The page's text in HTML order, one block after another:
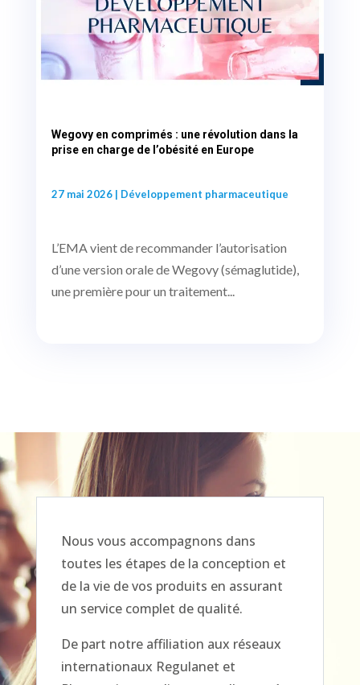
Wegovy en comprimés : une révolution dans la
prise en charge de l’obésité en Europe
27 mai 2026| Développement pharmaceutique
L’EMA vient de recommander l’autorisation
d’une version orale de Wegovy (sémaglutide),
une première pour un traitement...
Nous vous accompagnons dans
toutes les étapes de la conception et
de la vie de vos produits en assurant
un service complet de qualité.
De part notre affiliation aux réseaux
internationaux Regulanet et